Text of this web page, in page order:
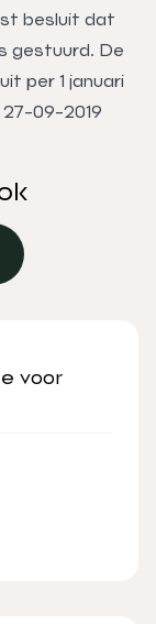
besluit dat
gestuurd. De
per 1 januari
09-2019
voor